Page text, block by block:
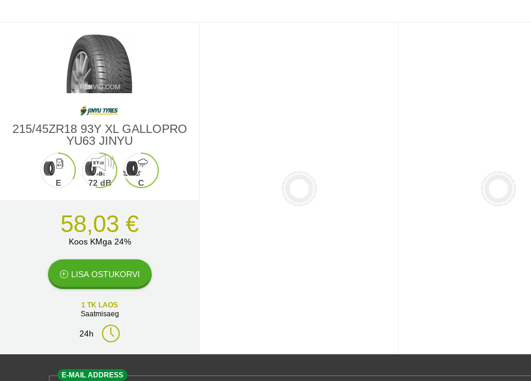
215/45ZR18 93Y XL GALLOPRO
YU63 JINYU
E 72 dB C
58,03 €
Koos KMga 24%
LISA OSTUKORVI
1 TK LAOS
Saatmisaeg
24h
E-MAIL ADDRESS